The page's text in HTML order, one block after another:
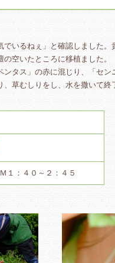
いるねぇ」と確認しました。
空いたところに移植ました。
タス」の赤に混じり、「セ
草むしりをし、水を撒いて終
１：４０～２：４５